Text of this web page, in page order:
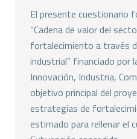
El presente cuestionario
“Cadena de valor del
fortalecimiento a través
industrial” financiado por
Innovación, Industria,
objetivo principal del
estrategias de
estimado para rellenar el